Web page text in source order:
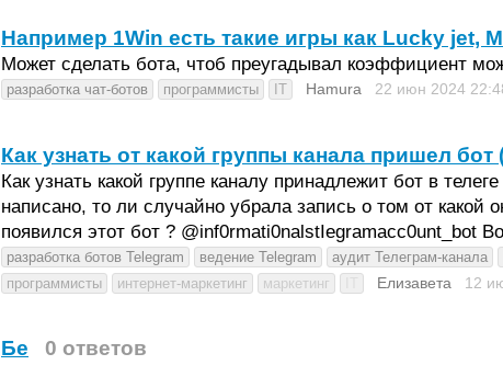
Например 1Win есть такие игры как Lucky jet,
Может сделать бота, чтоб преугадывал коэффициент
разработка чат-ботов программисты IT Hamura 22 июн 2024
Как узнать от какой группы канала пришел бот
Как узнать какой группе каналу принадлежит бот в
написано, то ли случайно убрала запись о том от какой
появился этот бот ? @inf0rmati0nalstIegramacc0unt_bot
разработка ботов Telegram ведение Telegram аудит Телеграм-канала
программисты
интернет-маркетинг маркетинг Елизавета 12
Бе 0 ответов